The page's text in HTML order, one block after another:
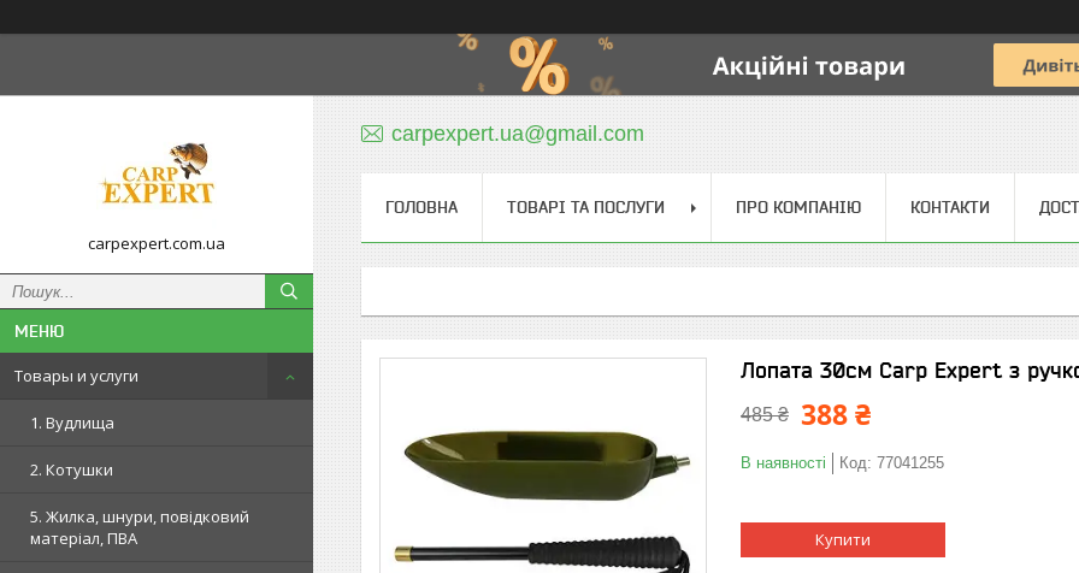
carpexpert.com.ua
Товары и услуги
1. Вудлища
2. Котушки
5. Жилка, шнури, повідковий
матеріал, ПВА
carpexpert.ua@gmail.com
ГОЛОВНА ТОВАРІ ТА ПОСЛУГИ ПРО КОМПАНІЮ КОНТАКТИ
Лопата 30см Carp Expert з
485 ₴ 388 ₴
В наявності Код: 77041255
Купити